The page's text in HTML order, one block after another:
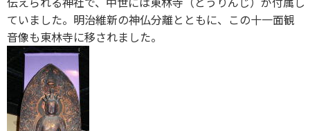
ていました。明治維新の神仏分離とともに、この十一面観
音像も東林寺に移されました。